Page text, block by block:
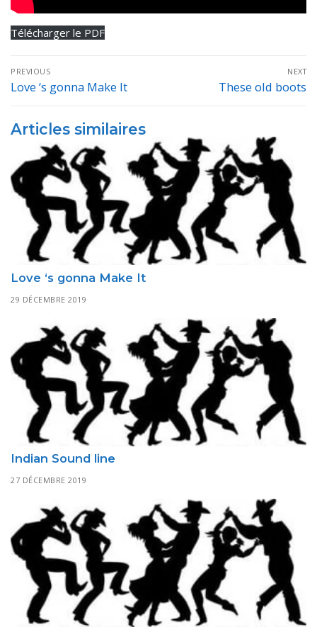
Télécharger le PDF
Navigation
de
PREVIOUS
Previous
Love ‘s gonna Make It
NEXT
Next
These old boots
Articles similaires
Love ‘s gonna Make It
29 DÉCEMBRE 2019
Indian Sound line
27 DÉCEMBRE 2019